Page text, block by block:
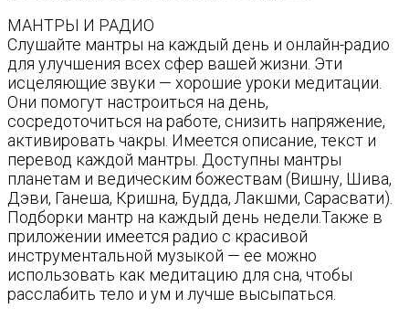
МАНТРЫ И РАДИО
Слушайте мантры на каждый день и онлайн-радио
для улучшения всех сфер вашей жизни. Эти
исцеляющие звуки — хорошие уроки медитации.
Они помогут настроиться на день,
сосредоточиться на работе, снизить напряжение,
активировать чакры. Имеется описание, текст и
перевод каждой мантры. Доступны мантры
планетам и ведическим божествам (Вишну, Шива,
Дэви, Ганеша, Кришна, Будда, Лакшми, Сарасвати).
Подборки мантр на каждый день недели.Также в
приложении имеется радио с красивой
инструментальной музыкой — ее можно
использовать как медитацию для сна, чтобы
расслабить тело и ум и лучше высыпаться.